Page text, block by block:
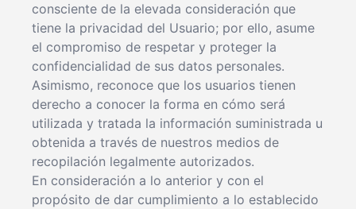
consciente de la elevada consideración que
tiene la privacidad del Usuario; por ello, asume
el compromiso de respetar y proteger la
confidencialidad de sus datos personales.
Asimismo, reconoce que los usuarios tienen
derecho a conocer la forma en cómo será
utilizada y tratada la información suministrada u
obtenida a través de nuestros medios de
recopilación legalmente autorizados.
En consideración a lo anterior y con el
propósito de dar cumplimiento a lo establecido